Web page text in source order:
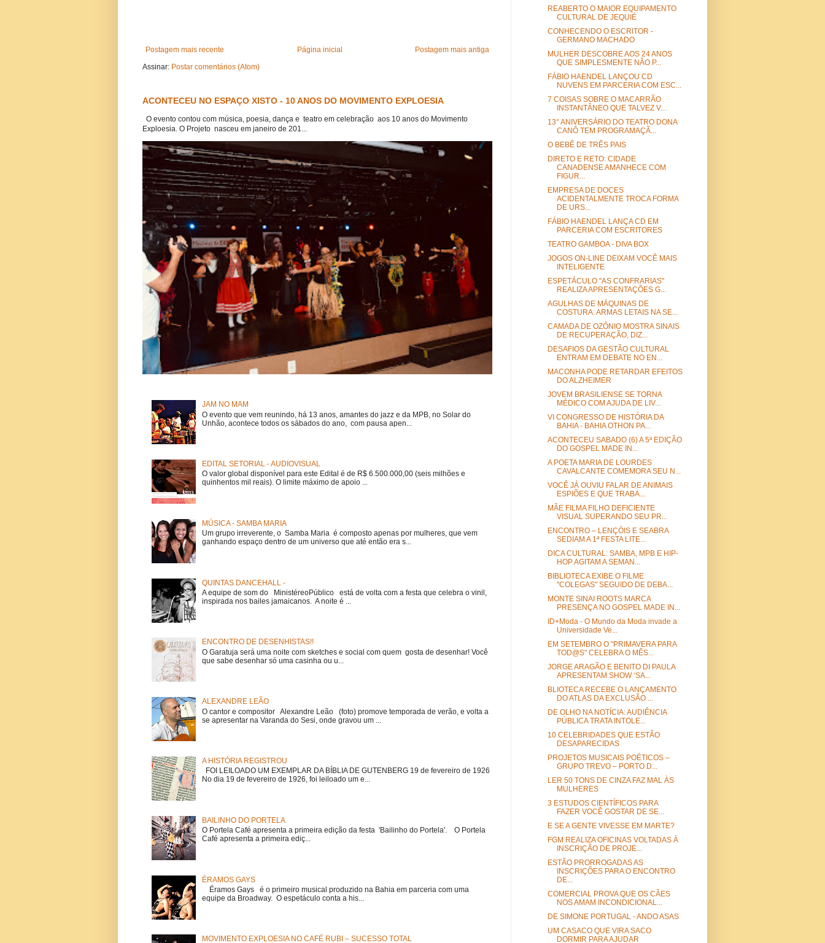
Postagem mais recente Postagem mais antiga
Página inicial
Assinar: Postar comentários (Atom)
ACONTECEU NO ESPAÇO XISTO - 10 ANOS DO MOVIMENTO EXPLOESIA
O evento contou com música, poesia, dança e teatro em celebração aos 10 anos do Movimento
Exploesia. O Projeto nasceu em janeiro de 201...
JAM NO MAM
O evento que vem reunindo, há 13 anos, amantes do jazz e da MPB, no Solar do
Unhão, acontece todos os sábados do ano, com pausa apen...
EDITAL SETORIAL - AUDIOVISUAL
O valor global disponível para este Edital é de R$ 6.500.000,00 (seis milhões e
quinhentos mil reais). O limite máximo de apoio ...
MÚSICA - SAMBA MARIA
Um grupo irreverente, o Samba Maria é composto apenas por mulheres, que vem
ganhando espaço dentro de um universo que até então era s...
QUINTAS DANCEHALL -
A equipe de som do MinistéreoPúblico está de volta com a festa que celebra o vinil,
inspirada nos bailes jamaicanos. A noite é ...
ENCONTRO DE DESENHISTAS!!
O Garatuja será uma noite com sketches e social com quem gosta de desenhar! Você
que sabe desenhar só uma casinha ou u...
ALEXANDRE LEÃO
O cantor e compositor Alexandre Leão (foto) promove temporada de verão, e volta a
se apresentar na Varanda do Sesi, onde gravou um ...
A HISTÓRIA REGISTROU
FOI LEILOADO UM EXEMPLAR DA BÍBLIA DE GUTENBERG 19 de fevereiro de 1926
No dia 19 de fevereiro de 1926, foi leiloado um e...
BAILINHO DO PORTELA
O Portela Café apresenta a primeira edição da festa 'Bailinho do Portela'. O Portela
Café apresenta a primeira ediç...
ÉRAMOS GAYS
Éramos Gays é o primeiro musical produzido na Bahia em parceria com uma
equipe da Broadway. O espetáculo conta a his...
MOVIMENTO EXPLOESIA NO CAFÉ RUBI – SUCESSO TOTAL
REABERTO O MAIOR EQUIPAMENTO
CULTURAL DE JEQUIÉ
CONHECENDO O ESCRITOR -
GERMANO MACHADO
MULHER DESCOBRE AOS 24 ANOS
QUE SIMPLESMENTE NÃO P...
FÁBIO HAENDEL LANÇOU CD
NUVENS EM PARCERIA COM ESC...
7 COISAS SOBRE O MACARRÃO
INSTANTÂNEO QUE TALVEZ V...
13° ANIVERSÁRIO DO TEATRO DONA
CANÔ TEM PROGRAMAÇÃ...
O BEBÊ DE TRÊS PAIS
DIRETO E RETO: CIDADE
CANADENSE AMANHECE COM
FIGUR...
EMPRESA DE DOCES
ACIDENTALMENTE TROCA FORMA
DE URS...
FÁBIO HAENDEL LANÇA CD EM
PARCERIA COM ESCRITORES
TEATRO GAMBOA - DIVA BOX
JOGOS ON-LINE DEIXAM VOCÊ MAIS
INTELIGENTE
ESPETÁCULO "AS CONFRARIAS"
REALIZA APRESENTAÇÕES G...
AGULHAS DE MÁQUINAS DE
COSTURA: ARMAS LETAIS NA SE...
CAMADA DE OZÔNIO MOSTRA SINAIS
DE RECUPERAÇÃO, DIZ...
DESAFIOS DA GESTÃO CULTURAL
ENTRAM EM DEBATE NO EN...
MACONHA PODE RETARDAR EFEITOS
DO ALZHEIMER
JOVEM BRASILIENSE SE TORNA
MÉDICO COM AJUDA DE LIV...
VI CONGRESSO DE HISTÓRIA DA
BAHIA - BAHIA OTHON PA...
ACONTECEU SABADO (6) A 5ª EDIÇÃO
DO GOSPEL MADE IN...
A POETA MARIA DE LOURDES
CAVALCANTE COMEMORA SEU N...
VOCÊ JÁ OUVIU FALAR DE ANIMAIS
ESPIÕES E QUE TRABA...
MÃE FILMA FILHO DEFICIENTE
VISUAL SUPERANDO SEU PR...
ENCONTRO – LENÇÓIS E SEABRA
SEDIAM A 1ª FESTA LITE...
DICA CULTURAL: SAMBA, MPB E HIP-
HOP AGITAM A SEMAN...
BIBLIOTECA EXIBE O FILME
"COLEGAS" SEGUIDO DE DEBA...
MONTE SINAI ROOTS MARCA
PRESENÇA NO GOSPEL MADE IN...
ID+Moda - O Mundo da Moda invade a
Universidade Ve...
EM SETEMBRO O "PRIMAVERA PARA
TOD@S" CELEBRA O MÊS...
JORGE ARAGÃO E BENITO DI PAULA
APRESENTAM SHOW ‘SA...
BLIOTECA RECEBE O LANÇAMENTO
DO ATLAS DA EXCLUSÃO ...
DE OLHO NA NOTÍCIA: AUDIÊNCIA
PÚBLICA TRATA INTOLE...
10 CELEBRIDADES QUE ESTÃO
DESAPARECIDAS
PROJETOS MUSICAIS POÉTICOS –
GRUPO TREVO – PORTO D...
LER 50 TONS DE CINZA FAZ MAL ÀS
MULHERES
3 ESTUDOS CIENTÍFICOS PARA
FAZER VOCÊ GOSTAR DE SE...
E SE A GENTE VIVESSE EM MARTE?
FGM REALIZA OFICINAS VOLTADAS À
INSCRIÇÃO DE PROJE...
ESTÃO PRORROGADAS AS
INSCRIÇÕES PARA O ENCONTRO
DE...
COMERCIAL PROVA QUE OS CÃES
NOS AMAM INCONDICIONAL...
DE SIMONE PORTUGAL - ANDO ASAS
UM CASACO QUE VIRA SACO
DORMIR PARA AJUDAR